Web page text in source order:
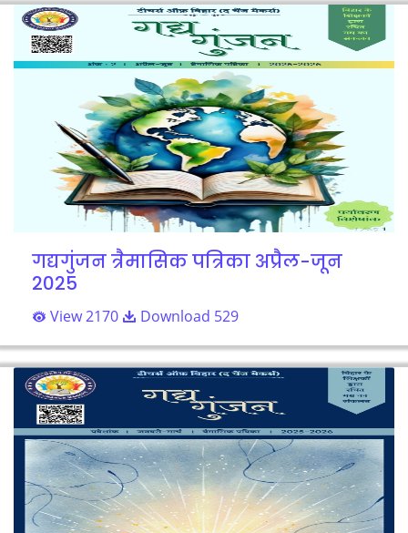
गद्यगुंजन त्रैमासिक पत्रिका अप्रैल-जून
2025
View 2170 Download 529